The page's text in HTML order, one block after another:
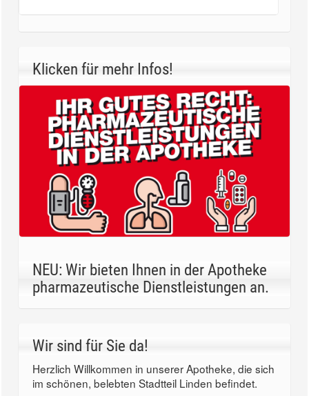
Klicken für mehr Infos!
NEU: Wir bieten Ihnen in der Apotheke
pharmazeutische Dienstleistungen an.
Wir sind für Sie da!
Herzlich Willkommen in unserer Apotheke, die sich
im schönen, belebten Stadtteil Linden befindet.